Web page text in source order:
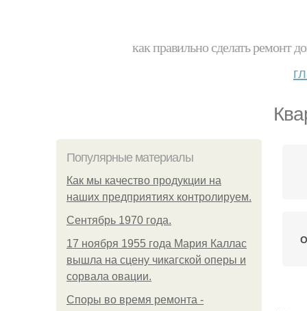
как правильно сделать ремонт
Популярные материалы
Как мы качество продукции на
наших предприятиях контролируем.
Сентябрь 1970 года.
17 ноября 1955 года Мария Каллас
вышла на сцену чикагской оперы и
сорвала овации.
Споры во время ремонта -